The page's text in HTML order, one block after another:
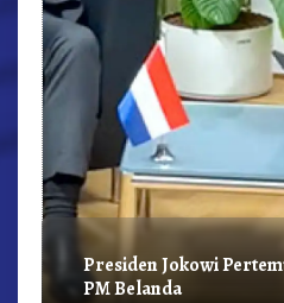
Presiden Jokowi
PM Belanda